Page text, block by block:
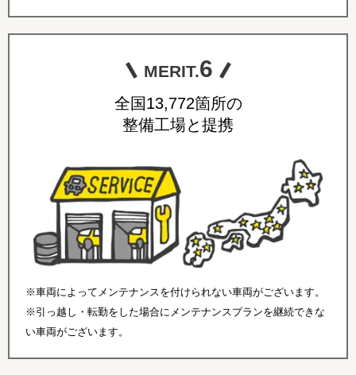
MERIT.6
全国13,772箇所の
整備工場と提携
※車両によってメンテナンスを付けられない車両がございます。
※引っ越し・転勤をした場合にメンテナンスプランを継続できな
い車両がございます。